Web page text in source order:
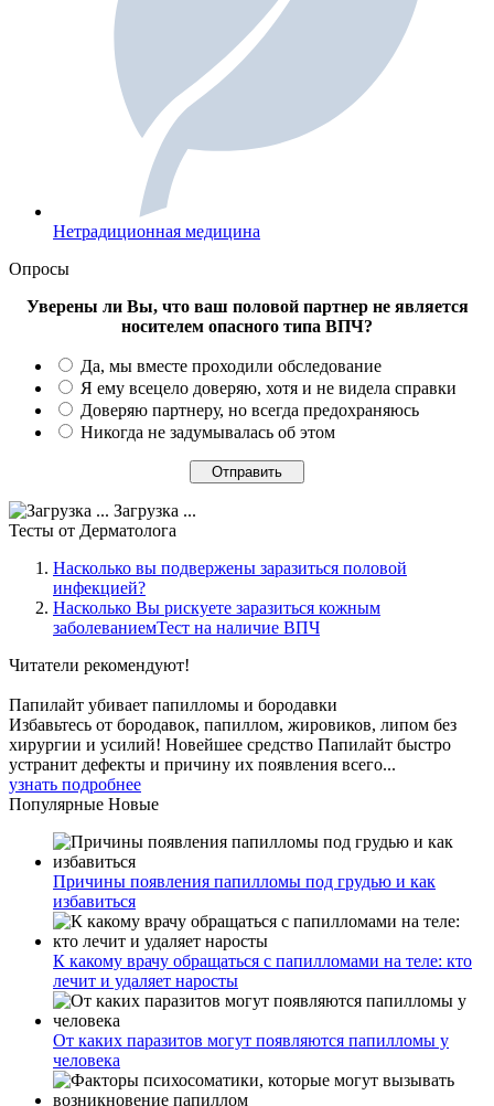
Нетрадиционная медицина
Опросы
Уверены ли Вы, что ваш половой партнер не является
носителем опасного типа ВПЧ?
Да, мы вместе проходили обследование
Я ему всецело доверяю, хотя и не видела справки
Доверяю партнеру, но всегда предохраняюсь
Никогда не задумывалась об этом
Загрузка ...
Тесты от Дерматолога
Насколько вы подвержены заразиться половой
инфекцией?
Насколько Вы рискуете заразиться кожным
заболеваниемТест на наличие ВПЧ
Читатели рекомендуют!
Папилайт убивает папилломы и бородавки
Избавьтесь от бородавок, папиллом, жировиков, липом без
хирургии и усилий! Новейшее средство Папилайт быстро
устранит дефекты и причину их появления всего...
узнать подробнее
Популярные Новые
Причины появления папилломы под грудью и как
избавиться
К какому врачу обращаться с папилломами на теле: кто
лечит и удаляет наросты
От каких паразитов могут появляются папилломы у
человека